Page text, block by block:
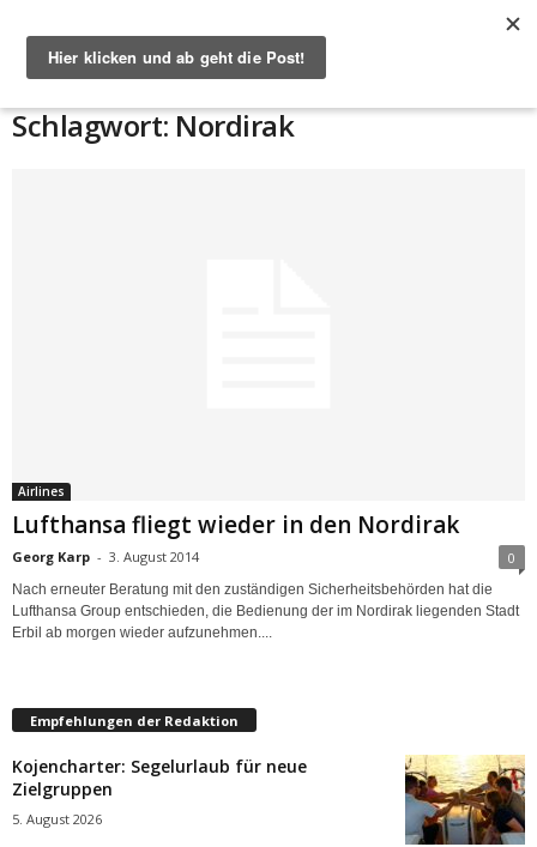
Schlagwort: Nordirak
Airlines
Lufthansa fliegt wieder in den Nordirak
Georg Karp - 3. August 2014 0
Nach erneuter Beratung mit den zuständigen Sicherheitsbehörden hat die
Lufthansa Group entschieden, die Bedienung der im Nordirak liegenden Stadt
Erbil ab morgen wieder aufzunehmen....
Empfehlungen der Redaktion
Kojencharter: Segelurlaub für neue
Zielgruppen
5. August 2026